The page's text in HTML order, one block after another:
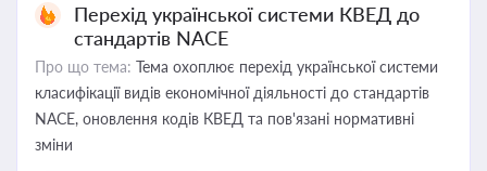
Перехід української системи КВЕД до
стандартів NACE
Про що тема: Тема охоплює перехід української системи
класифікації видів економічної діяльності до стандартів
NACE, оновлення кодів КВЕД та пов'язані нормативні
зміни